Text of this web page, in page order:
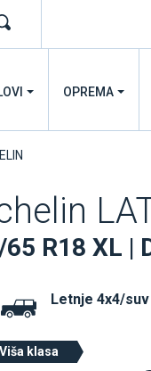
OPREMA
R18 XL |
Letnje 4x4/
Viša klasa